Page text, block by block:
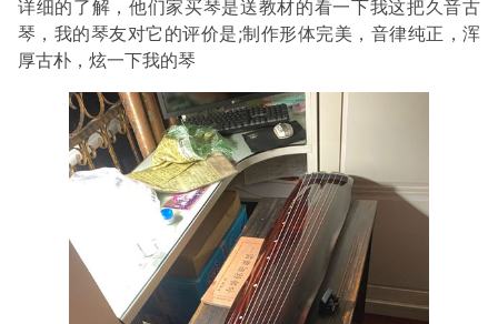
详细的了解，他们家买琴是送教材的看一下我这把久音古
琴，我的琴友对它的评价是;制作形体完美，音律纯正，浑
厚古朴，炫一下我的琴